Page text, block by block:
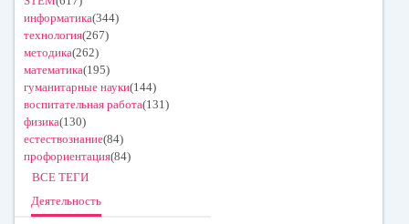
информатика(344)
технология(267)
методика(262)
математика(195)
гуманитарные науки(144)
воспитательная работа(131)
физика(130)
естествознание(84)
профориентация(84)
ВСЕ ТЕГИ
Деятельность